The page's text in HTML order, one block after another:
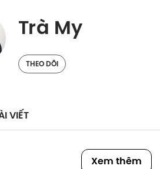
Trà My
THEO DÕI
VIẾT
Xem thêm